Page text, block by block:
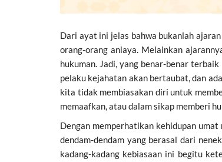
Dari ayat ini jelas bahwa bukanlah
orang-orang aniaya. Melainkan
hukuman. Jadi, yang benar-benar
pelaku kejahatan akan bertaubat, dan
kita tidak membiasakan diri untuk
memaafkan, atau dalam sikap memberi
Dengan memperhatikan kehidupan
dendam-dendam yang berasal dari
kadang-kadang kebiasaan ini begitu